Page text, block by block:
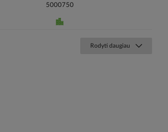
5000750
Rodyti daugiau